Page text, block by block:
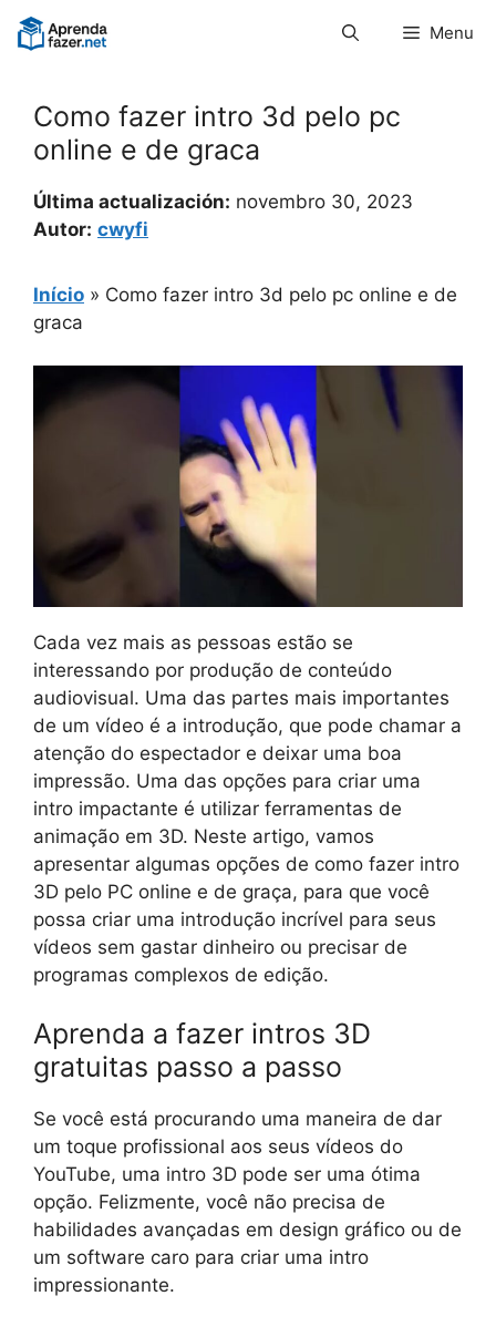
Pular
para
Menu
Como fazer intro 3d pelo pc
online e de graca
Última actualización: novembro 30, 2023
Autor: cwyfi
Início » Como fazer intro 3d pelo pc online e de
graca
Cada vez mais as pessoas estão se
interessando por produção de conteúdo
audiovisual. Uma das partes mais importantes
de um vídeo é a introdução, que pode chamar a
atenção do espectador e deixar uma boa
impressão. Uma das opções para criar uma
intro impactante é utilizar ferramentas de
animação em 3D. Neste artigo, vamos
apresentar algumas opções de como fazer intro
3D pelo PC online e de graça, para que você
possa criar uma introdução incrível para seus
vídeos sem gastar dinheiro ou precisar de
programas complexos de edição.
Aprenda a fazer intros 3D
gratuitas passo a passo
Se você está procurando uma maneira de dar
um toque profissional aos seus vídeos do
YouTube, uma intro 3D pode ser uma ótima
opção. Felizmente, você não precisa de
habilidades avançadas em design gráfico ou de
um software caro para criar uma intro
impressionante.